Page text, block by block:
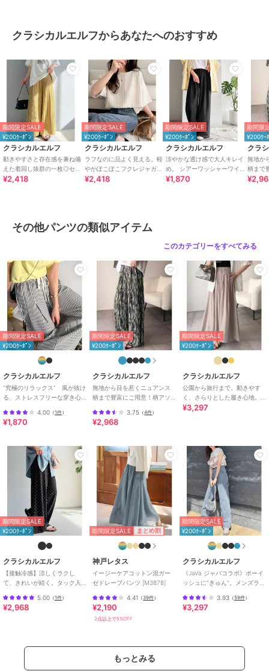
裏地：なし
洗濯方法：手洗い
……………………
※詳しいお手入れ方法は商品タグをご参照ください。
■coordinate
いつもの大人カジュアルスタイルに取り入れたい主役級デザインパン
ツ！
程良くゆとりがありながらもストンと落ちる縦長シルエットと
こだわりの柄デザインは、コーデを選ばずトレンドライクにキマる♪
シンプルなロゴＴシャツやチュニック丈のシャツに合わせてもサマに
なり、ゆるっとずるっと着こなすのが今っぽい。
ュアルコーデに。
ほんの少し、ブラウスやタイトなトップスでレディアイテムを投入す
幅広いコーディネートに馴染むので、デイリーコーデにピッタリで
す。
■SNS
新着アイテムやお得なセール情報を毎日配信中♪
コーデのご参考にも...
【公式 Instagram】
@classicalelf_official（Classical Elf・JaVa）
＠milybilet_official（mily bilet）
【公式 TikTok】
@classicalelf_official
※ご覧のモニター環境により、画像の色味と多少異なる場合がござい
ます。
す。
期間限定セール開催中
ブランド クラシカルエルフ
ショップ クラシカルエルフ
商品カテゴリ ／その他パンツ
性別タイプ
レディース
パンツ ／その他パンツ
柄、Dサックス系柄
S,M,L,XL
商品のお取り扱い方法
クラシカルエルフからあなたへのおすすめ
期間限定SALE
¥200ｸｰﾎﾟﾝ
クラシカルエルフ
動きやすさと存在感を兼ね備
えた着回し抜群の一枚◎セミ
ワイド プリーツパンツ
¥2,418
期間限定SALE
¥200ｸｰﾎﾟﾝ
クラシカルエルフ
ラフなのに品よく見える。軽
やかぽこぽこフクレジャガー
ドトップス（半袖）
¥2,418
期間限定SALE
¥200ｸｰﾎﾟﾝ
クラシカルエルフ
涼やかな透け感で大人キレイ
め。 シアーワッシャーワイド
イージーパンツ
¥1,870
期間限
¥200ｸｰ
クラ
無地か
柄まで
ート細
その他パンツの類似アイテム
このカテゴリーをすべてみる
期間限定SALE
¥200ｸｰﾎﾟﾝ
クラシカルエルフ
”究極のリラックス” 風が抜け
る、ストレスフリーな穿き心
ドカーブパンツ
4.00 （1件）
¥1,870
期間限定SALE
¥200ｸｰﾎﾟﾝ
クラシカルエルフ
無地から目を惹くニュアンス
柄まで豊富にご用意！柄アソ
3.75 （4件）
¥2,968
期間限定SALE
¥200ｸｰﾎﾟﾝ
クラシカルエルフ
公園から旅行まで。動きやす
く、さらりとした履き心地。
シアーワッシャースカンツ
¥3,297
期間限定SALE
¥200ｸｰﾎﾟﾝ
クラシカルエルフ
【接触冷感】涼しくラクし
て、きれいが続く。タック入
（ウエストゴム）
5.00 （1件）
¥2,968
期間限定SALE まとめ割
神戸レタス
イージーケアコットン混ガー
ゼドレープパンツ [M3878]
4.41 （39件）
¥2,190
2点以上で5%OFF
期間限定SALE
¥200ｸｰﾎﾟﾝ
クラシカルエルフ
《JaVa ジャバコラボ》ボーイ
ッシュに”きゅん”。メンズライ
3.93（59件）
¥3,297
もっとみる